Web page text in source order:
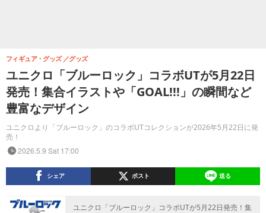
ユニクロ「ブルーロック」コラボUTが5月22日
発売！集合イラストや「GOAL!!!」の瞬間など
豊富なデザイン
ユニクロより「ブルーロック」のコラボUTコレクションが2026年5月22日に発
売！
フィギュア・グッズ グッズ
2026.5.9 Sat 17:00
シェア ポスト 送る
ユニクロ「ブルーロック」コラボUTが5月22日発売！集